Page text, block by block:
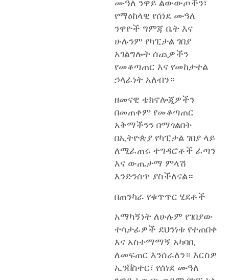
ሙዓለ ንዋይ ልውውጦችን፣
የማዕከላዊ የሰነደ ሙዓለ
ንዋዮች ግምጃ ቤት እና
ሁሉንም የካፒታል ገበያ
አገልግሎት ሰጪዎችን
የመቆጣጠር እና የመከታተል
ኃላፊነት አለብን።
ዘመናዊ ቴክኖሎጂዎችን
በመጠቀም የመቆጣጠር
አቅማችንን በማጎልበት
በኢትዮጵያ የካፒታል ገበያ ላይ
ለሚፈጠሩ ተግዳሮቶች ፈጣን
እና ውጤታማ ምላሽ
እንድንሰጥ ያስችለናል።
በጠንካራ የቁጥጥር ሂደቶች
አማካኝነት ለሁሉም የገበያው
ተሳታፊዎች ደህንነቱ የተጠበቀ
እና አስተማማኝ አካባቢ
ለመፍጠር እንሰራለን። እርስዎ
ኢንቨስተር፣ የሰነደ ሙዓለ